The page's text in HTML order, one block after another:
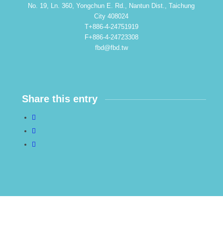
No. 19, Ln. 360, Yongchun E. Rd., Nantun Dist., Taichung
City 408024
T+886-4-24751919
F+886-4-24723308
fbd@fbd.tw
Share this entry